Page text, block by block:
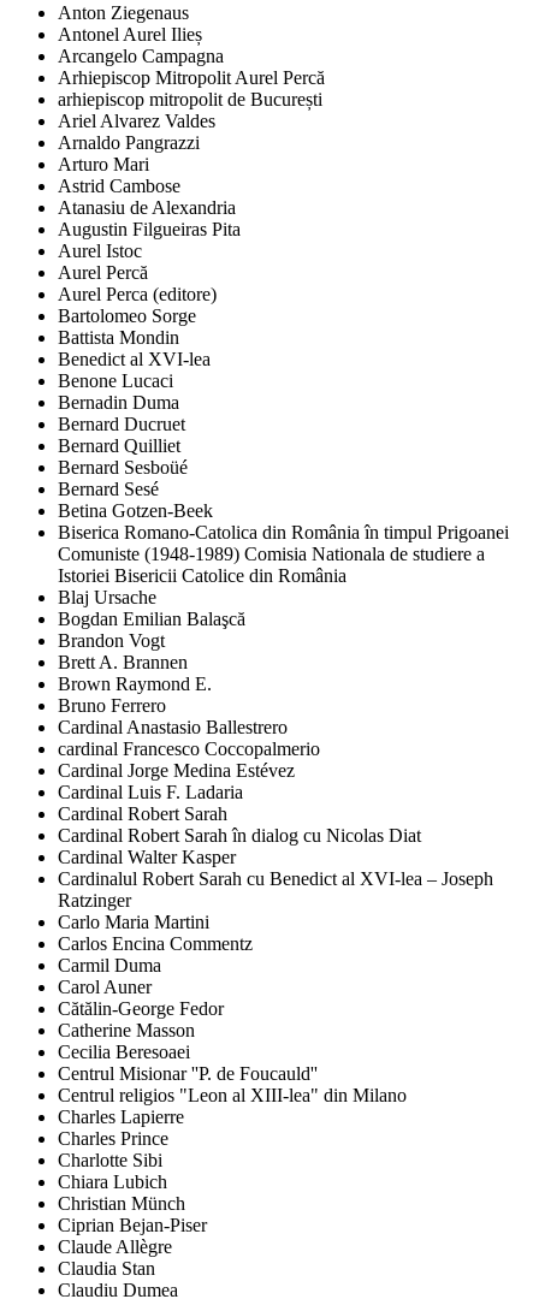
Anton Ziegenaus
Antonel Aurel Ilieș
Arcangelo Campagna
Arhiepiscop Mitropolit Aurel Percă
arhiepiscop mitropolit de București
Ariel Alvarez Valdes
Arnaldo Pangrazzi
Arturo Mari
Astrid Cambose
Atanasiu de Alexandria
Augustin Filgueiras Pita
Aurel Istoc
Aurel Percă
Aurel Perca (editore)
Bartolomeo Sorge
Battista Mondin
Benedict al XVI-lea
Benone Lucaci
Bernadin Duma
Bernard Ducruet
Bernard Quilliet
Bernard Sesboüé
Bernard Sesé
Betina Gotzen-Beek
Biserica Romano-Catolica din România în timpul Prigoanei
Comuniste (1948-1989) Comisia Nationala de studiere a
Istoriei Bisericii Catolice din România
Blaj Ursache
Bogdan Emilian Balaşcă
Brandon Vogt
Brett A. Brannen
Brown Raymond E.
Bruno Ferrero
Cardinal Anastasio Ballestrero
cardinal Francesco Coccopalmerio
Cardinal Jorge Medina Estévez
Cardinal Luis F. Ladaria
Cardinal Robert Sarah
Cardinal Robert Sarah în dialog cu Nicolas Diat
Cardinal Walter Kasper
Cardinalul Robert Sarah cu Benedict al XVI-lea – Joseph
Ratzinger
Carlo Maria Martini
Carlos Encina Commentz
Carmil Duma
Carol Auner
Cătălin-George Fedor
Catherine Masson
Cecilia Beresoaei
Centrul Misionar ''P. de Foucauld''
Centrul religios "Leon al XIII-lea" din Milano
Charles Lapierre
Charles Prince
Charlotte Sibi
Chiara Lubich
Christian Münch
Ciprian Bejan-Piser
Claude Allègre
Claudia Stan
Claudiu Dumea